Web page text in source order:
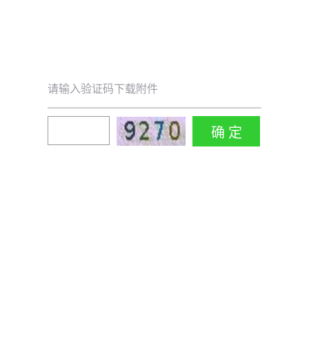
请输入验证码下载附件